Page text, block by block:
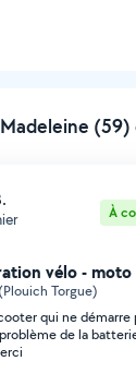
À
vélo - moto
Torgue)
qui ne démarre
de la